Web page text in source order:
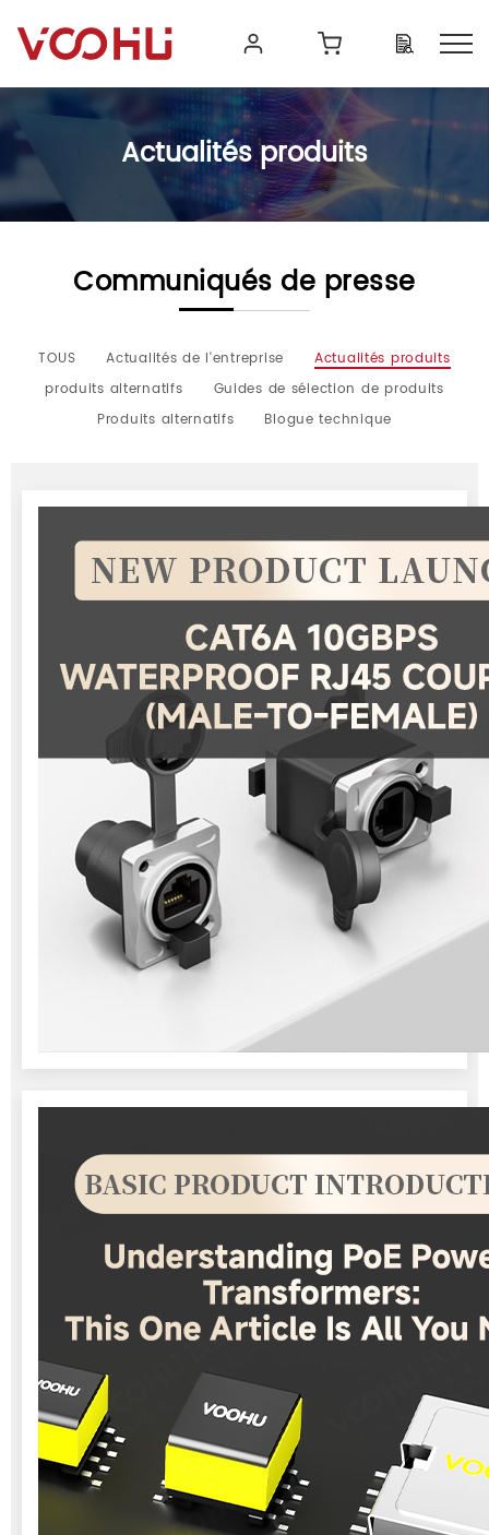
Actualités produits
Communiqués de presse
TOUS Actualités de l'entreprise
Actualités produits
produits alternatifs
Guides de sélection de produits
Produits alternatifs
Blogue technique